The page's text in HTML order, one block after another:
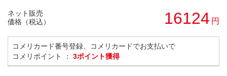
ネット販売
価格（税込）
16124 円
コメリカード番号登録、コメリカードでお支払いで
コメリポイント ： 3ポイント獲得